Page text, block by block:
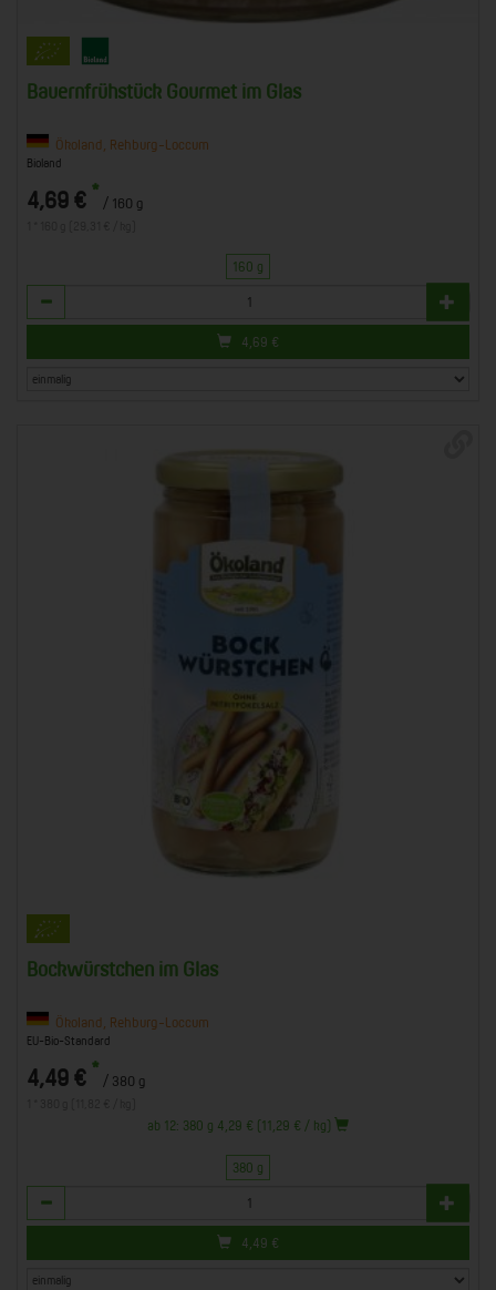
Bauernfrühstück Gourmet im Glas
Ökoland, Rehburg-Loccum
Bioland
4,69 € * / 160 g
160 g
Anzahl
4,69 €
Bockwürstchen im Glas
Ökoland, Rehburg-Loccum
EU-Bio-Standard
4,49 € * / 380 g
ab 12: 380 g 4,29 € (11,29 € / kg)
380 g
Anzahl
4,49 €